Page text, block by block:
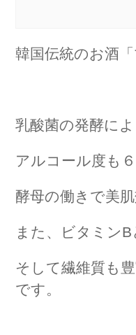
韓国伝統のお酒
乳酸菌の発酵に
アルコール度も
酵母の働きで美
また、ビタミンB
そして繊維質も
です。